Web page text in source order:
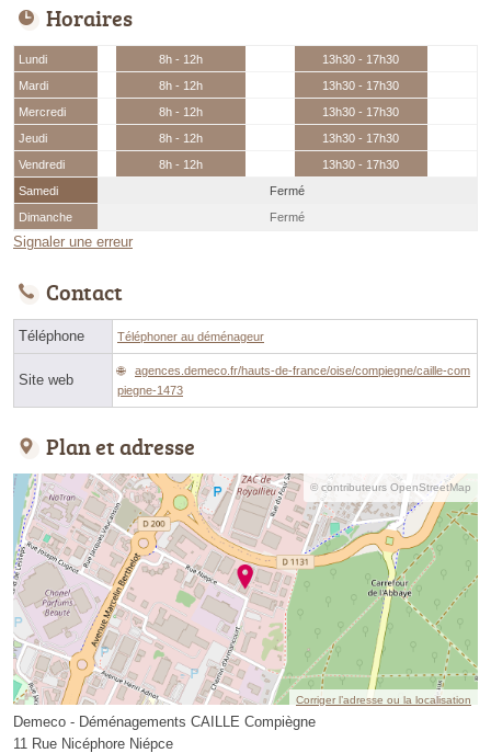
Horaires
Lundi 8h - 12h
13h30 - 17h30
Mardi
8h - 12h
13h30 - 17h30
Mercredi
8h - 12h
13h30 - 17h30
Jeudi
8h - 12h
13h30 - 17h30
Vendredi
8h - 12h
13h30 - 17h30
Samedi
Fermé
Dimanche
Fermé
Signaler une erreur
Contact
Téléphone Téléphoner au déménageur
Site web
agences.demeco.fr/hauts-de-france/oise/compiegne/caille-com
piegne-1473
Plan et adresse
© contributeurs OpenStreetMap
Corriger l’adresse ou la localisation
Demeco - Déménagements CAILLE Compiègne
11 Rue Nicéphore Niépce